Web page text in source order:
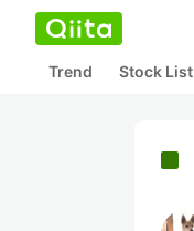
Trend Stock List